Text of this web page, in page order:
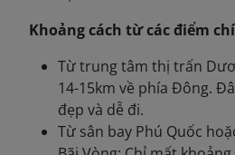
Khoảng cách từ các điểm
Từ trung tâm thị trấn
14-15km về phía Đông.
đẹp và dễ đi.
Từ sân bay Phú Quốc